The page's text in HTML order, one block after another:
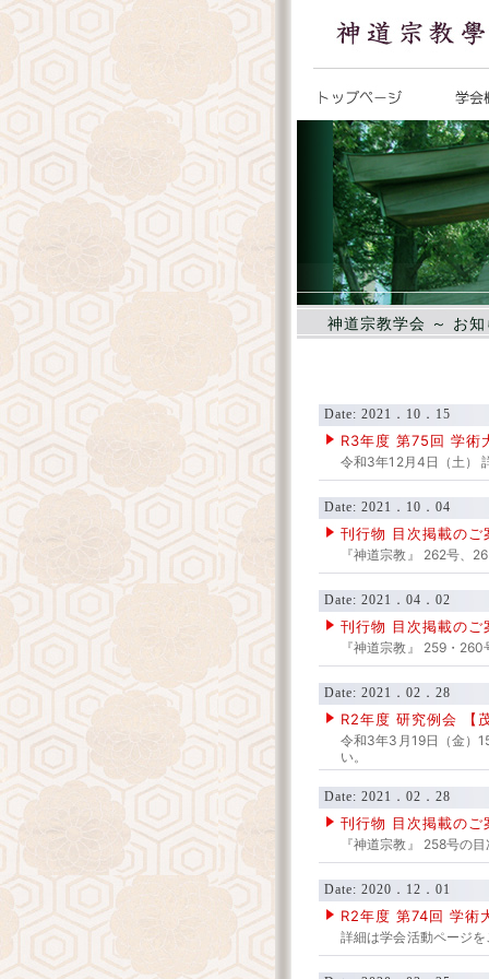
神道宗教学会 ～ お知
Date: 2021．10．15
R3年度 第75回 学術
令和3年12月4日（土）
Date: 2021．10．04
刊行物 目次掲載のご
『神道宗教』 262号、
Date: 2021．04．02
刊行物 目次掲載のご
『神道宗教』 259・
Date: 2021．02．28
R2年度 研究例会 【
令和3年3月19日（金）
い。
Date: 2021．02．28
刊行物 目次掲載のご
『神道宗教』 258号の
Date: 2020．12．01
R2年度 第74回 学術
詳細は学会活動ページ